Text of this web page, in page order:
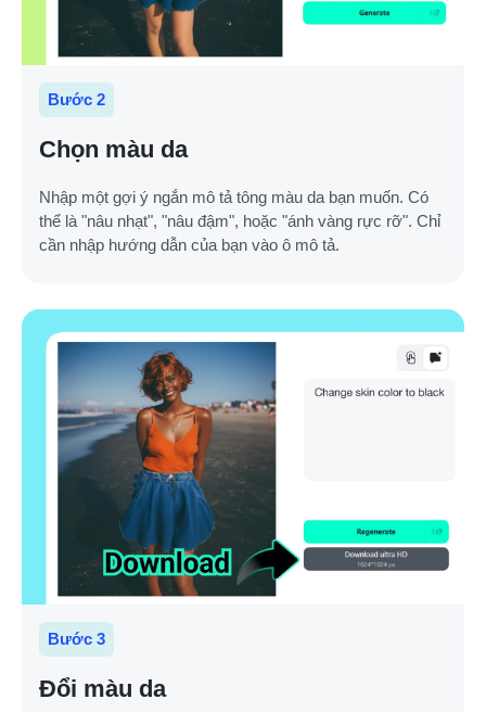
Bước 2
Chọn màu da
Nhập một gợi ý ngắn mô tả tông màu da bạn muốn. Có
thể là "nâu nhạt", "nâu đậm", hoặc "ánh vàng rực rỡ". Chỉ
cần nhập hướng dẫn của bạn vào ô mô tả.
Bước 3
Đổi màu da